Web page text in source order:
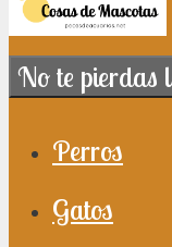
No te pierdas
Perros
Gatos